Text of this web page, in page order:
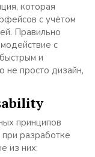
которая
с учётом
Правильно
с
и
не просто дизайн,
принципов
разработке
из них: